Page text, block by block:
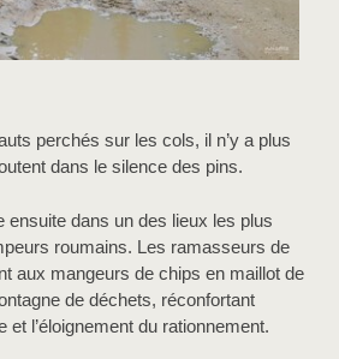
perchés sur les cols, il n’y a plus
dans le silence des pins.
ensuite dans un des lieux les plus
roumains. Les ramasseurs de
aux mangeurs de chips en maillot de
de déchets, réconfortant
et l’éloignement du rationnement.